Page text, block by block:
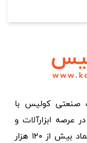
صنعتی کولیس با
فعالیت در عرصه ابزارآلات و
کالاهای صنعتی توانسته مورد اعتماد بیش از ۱۲۰ هزار